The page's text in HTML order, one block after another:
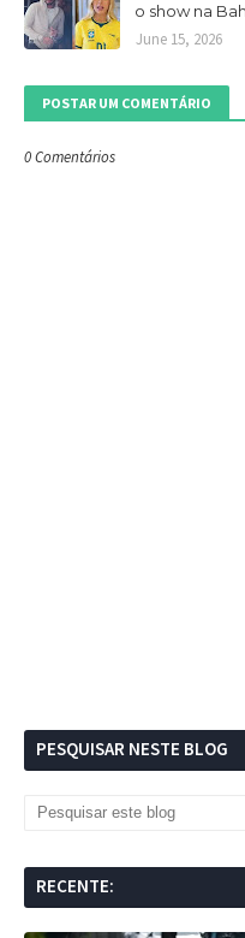
o show na
June 15, 2026
POSTAR UM COMENTÁRIO
0 Comentários
PESQUISAR NESTE BLOG
RECENTE: